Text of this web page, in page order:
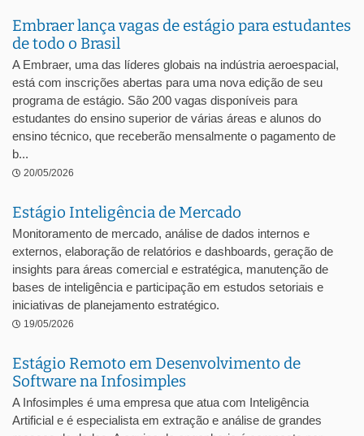
Embraer lança vagas de estágio para estudantes
de todo o Brasil
A Embraer, uma das líderes globais na indústria aeroespacial,
está com inscrições abertas para uma nova edição de seu
programa de estágio. São 200 vagas disponíveis para
estudantes do ensino superior de várias áreas e alunos do
ensino técnico, que receberão mensalmente o pagamento de
b...
20/05/2026
Estágio Inteligência de Mercado
Monitoramento de mercado, análise de dados internos e
externos, elaboração de relatórios e dashboards, geração de
insights para áreas comercial e estratégica, manutenção de
bases de inteligência e participação em estudos setoriais e
iniciativas de planejamento estratégico.
19/05/2026
Estágio Remoto em Desenvolvimento de
Software na Infosimples
A Infosimples é uma empresa que atua com Inteligência
Artificial e é especialista em extração e análise de grandes